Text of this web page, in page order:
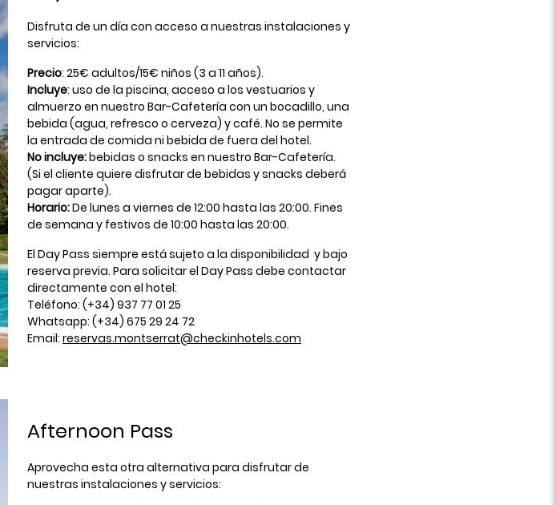
Disfruta de un día con acceso a nuestras instalaciones y
servicios:
Precio: 25€ adultos/15€ niños (3 a 11 años).
Incluye: uso de la piscina, acceso a los vestuarios y
almuerzo en nuestro Bar-Cafetería con un bocadillo, una
bebida (agua, refresco o cerveza) y café. No se permite
la entrada de comida ni bebida de fuera del hotel.
No incluye:bebidas o snacks en nuestro Bar-Cafetería.
(Si el cliente quiere disfrutar de bebidas y snacks deberá
pagar aparte).
Horario:De lunes a viernes de 12:00 hasta las 20:00. Fines
de semana y festivos de 10:00 hasta las 20:00.
El Day Pass siempre está sujeto a la disponibilidad y bajo
reserva previa. Para solicitar el Day Pass debe contactar
directamente con el hotel:
Teléfono: (+34) 937 77 01 25
Whatsapp: (+34) 675 29 24 72
Email: reservas.montserrat@checkinhotels.com
Afternoon Pass
Aprovecha esta otra alternativa para disfrutar de
nuestras instalaciones y servicios: